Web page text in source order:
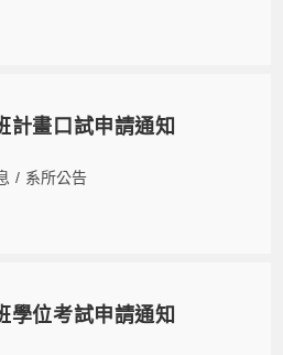
計畫口試申請通知
/ 系所公告
學位考試申請通知